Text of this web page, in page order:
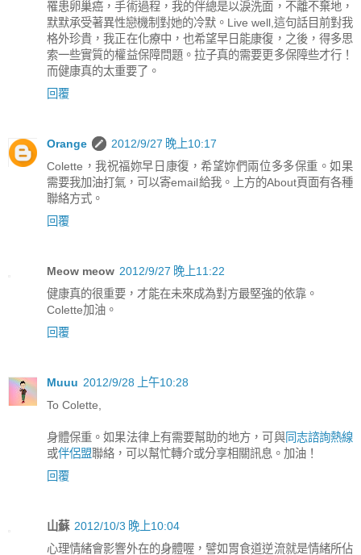
罹患卵巢癌，手術過程，我的伴總是以淚洗面，不離不棄地，
默默承受著異性戀機制對她的冷默。Live well,這句話目前對我
格外珍貴，我正在化療中，也希望早日能康復，之後，得多思
索一些實質的權益保障問題。拉子真的需要更多保障些才行！
而健康真的太重要了。
回覆
Orange
2012/9/27 晚上10:17
Colette，我祝福妳早日康復，希望妳們兩位多多保重。如果
需要我加油打氣，可以寄email給我。上方的About頁面有各種
聯絡方式。
回覆
Meow meow 2012/9/27 晚上11:22
健康真的很重要，才能在未來成為對方最堅強的依靠。
Colette加油。
回覆
Muuu 2012/9/28 上午10:28
To Colette,
身體保重。如果法律上有需要幫助的地方，可與同志諮詢熱線
或伴侶盟聯絡，可以幫忙轉介或分享相關訊息。加油！
回覆
山蘇 2012/10/3 晚上10:04
心理情緒會影響外在的身體喔，譬如胃食道逆流就是情緒所佔